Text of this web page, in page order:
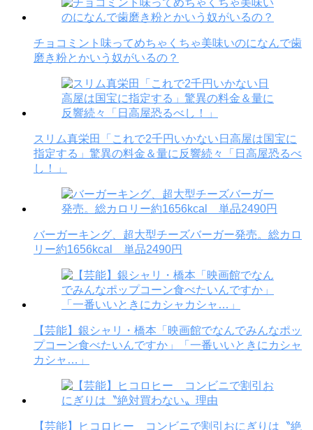
チョコミント味ってめちゃくちゃ美味いのになんで歯
磨き粉とかいう奴がいるの？
スリム真栄田「これで2千円いかない日高屋は国宝に
指定する」驚異の料金＆量に反響続々「日高屋恐るべ
し！」
バーガーキング、超大型チーズバーガー発売。総カロ
リー約1656kcal 単品2490円
【芸能】銀シャリ・橋本「映画館でなんでみんなポッ
プコーン食べたいんですか」「一番いいときにカシャ
カシャ…」
【芸能】ヒコロヒー コンビニで割引おにぎりは〝絶